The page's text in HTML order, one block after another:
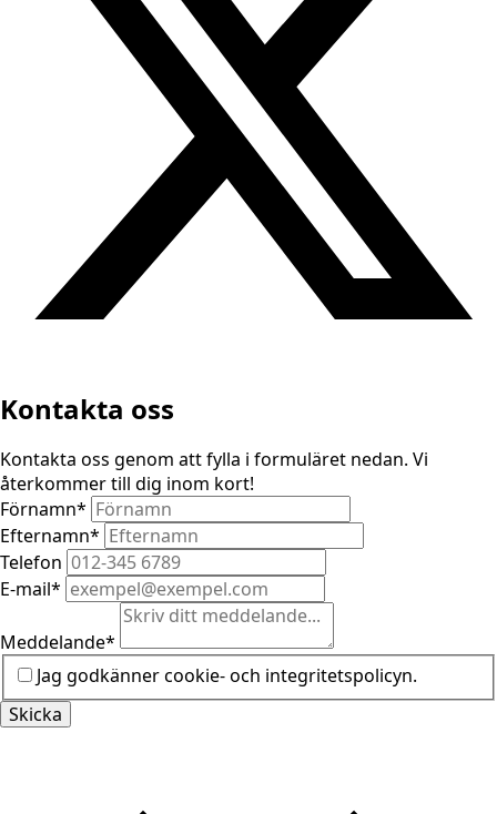
Kontakta oss
Kontakta oss genom att fylla i formuläret nedan. Vi
återkommer till dig inom kort!
Förnamn*
Efternamn*
Telefon
E-mail*
Meddelande*
Jag godkänner cookie- och integritetspolicyn.
Skicka